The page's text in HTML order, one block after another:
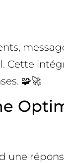
Cette
🧩🚀
une